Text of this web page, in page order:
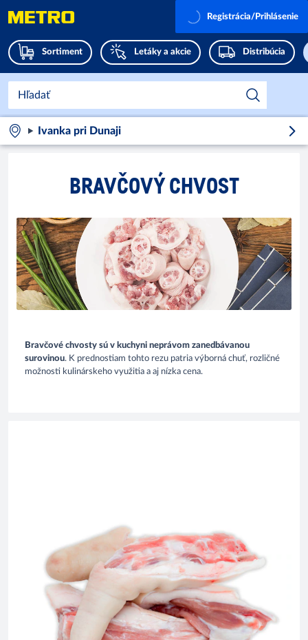
Sortiment Letáky a akcie Distribúcia
Registrácia/Prihlásenie
Ivanka pri Dunaji
BRAVČOVÝ CHVOST
Bravčové chvosty sú v kuchyni neprávom zanedbávanou
surovinou. K prednostiam tohto rezu patria výborná chuť, rozličné
možnosti kulinárskeho využitia a aj nízka cena.